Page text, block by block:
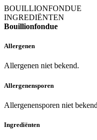
BOUILLIONFONDUE
INGREDIËNTEN
Bouillionfondue
Allergenen
Allergenen niet bekend.
Allergenensporen
Allergenensporen niet
Ingrediënten